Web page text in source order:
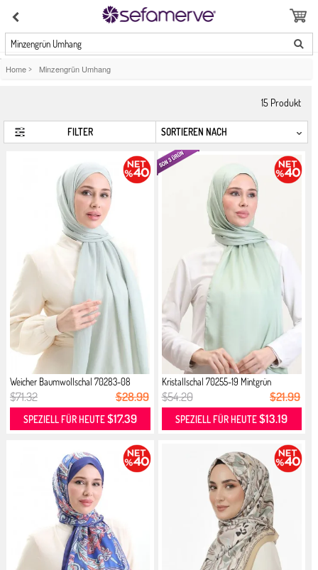
Minzengrün Umhang
Home > Minzengrün Umhang
15 Produkt
FILTER
Weicher Baumwollschal 70283-08
Minz...
$71.32 $28.99
SPEZIELL FÜR HEUTE$17.39
Kristallschal 70255-19 Mintgrün
$54.20 $21.99
SPEZIELL FÜR HEUTE$13.19